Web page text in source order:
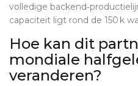
volledige
capaciteit ligt rond de 150 k
Hoe kan dit
mondiale
veranderen?